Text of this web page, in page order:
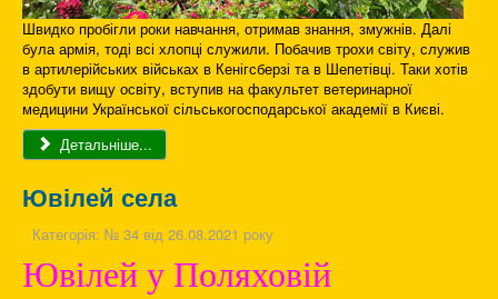
Швидко пробігли роки навчання, отримав знання, змужнів. Далі
була армія, тоді всі хлопці служили. Побачив трохи світу, служив
в артилерійських військах в Кенігсберзі та в Шепетівці. Таки хотів
здобути вищу освіту, вступив на факультет ветеринарної
медицини Української сільськогосподарської академії в Києві.
Детальніше...
Ювілей села
Категорія: № 34 від 26.08.2021 року
Ювілей у Поляховій